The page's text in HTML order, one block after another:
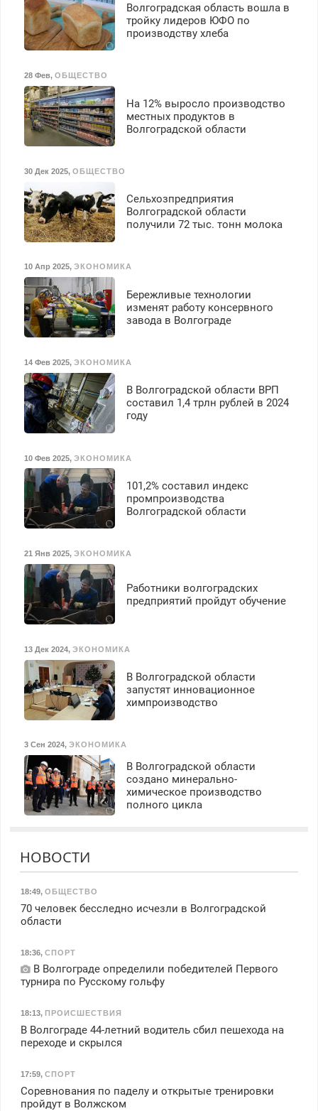
Волгоградская область вошла в
тройку лидеров ЮФО по
производству хлеба
28 Фев, ОБЩЕСТВО
На 12% выросло производство
местных продуктов в
Волгоградской области
30 Дек 2025, ОБЩЕСТВО
Сельхозпредприятия
Волгоградской области
получили 72 тыс. тонн молока
10 Апр 2025, ЭКОНОМИКА
Бережливые технологии
изменят работу консервного
завода в Волгограде
14 Фев 2025, ЭКОНОМИКА
В Волгоградской области ВРП
составил 1,4 трлн рублей в 2024
году
10 Фев 2025, ЭКОНОМИКА
101,2% составил индекс
промпроизводства
Волгоградской области
21 Янв 2025, ЭКОНОМИКА
Работники волгоградских
предприятий пройдут обучение
13 Дек 2024, ЭКОНОМИКА
В Волгоградской области
запустят инновационное
химпроизводство
3 Сен 2024, ЭКОНОМИКА
В Волгоградской области
создано минерально-
химическое производство
полного цикла
НОВОСТИ
18:49, ОБЩЕСТВО
70 человек бесследно исчезли в Волгоградской
области
18:36, СПОРТ
В Волгограде определили победителей Первого
турнира по Русскому гольфу
18:13, ПРОИСШЕСТВИЯ
В Волгограде 44-летний водитель сбил пешехода на
переходе и скрылся
17:59, СПОРТ
Соревнования по паделу и открытые тренировки
пройдут в Волжском